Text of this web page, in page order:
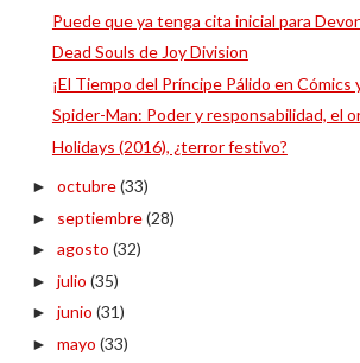
Puede que ya tenga cita inicial para
Dead Souls de Joy Division
¡El Tiempo del Príncipe Pálido en Cómics
Spider-Man: Poder y responsabilidad, el
Holidays (2016), ¿terror festivo?
► octubre(33)
► septiembre(28)
► agosto (32)
► julio (35)
► junio (31)
► mayo (33)